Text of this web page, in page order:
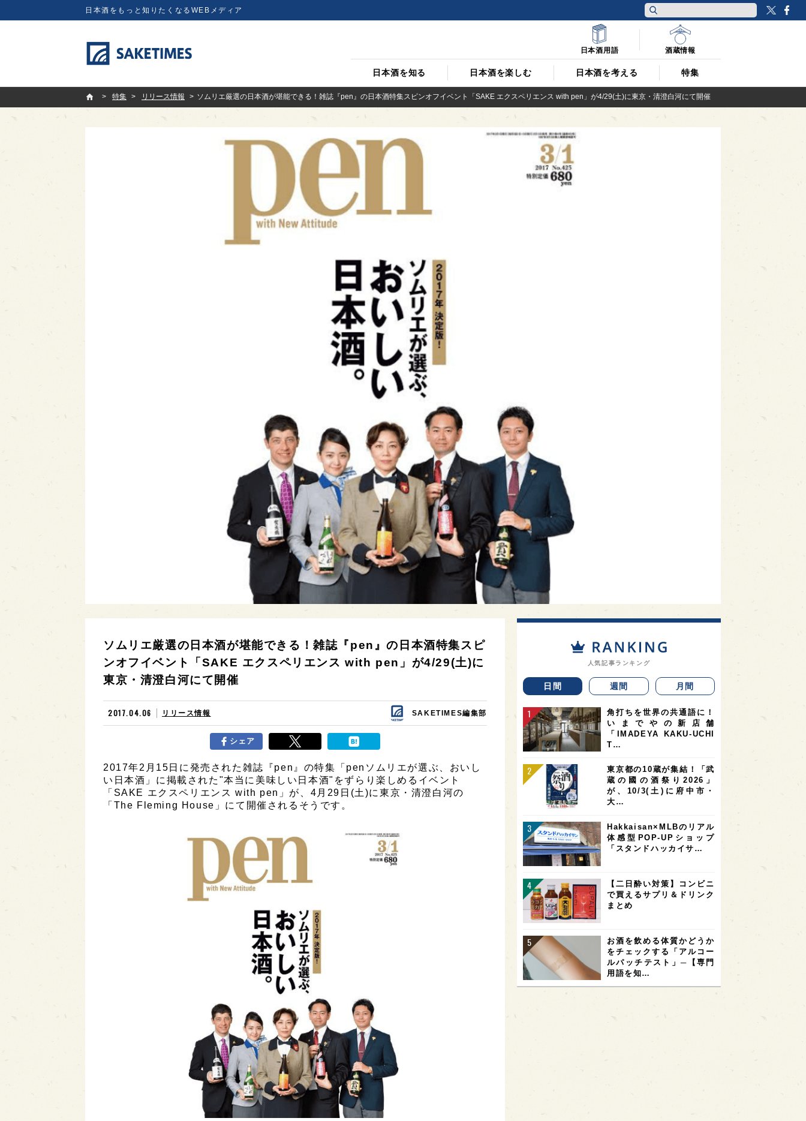
日本酒をもっと知りたくなるWEBメディア
日本酒を知る 日本酒を楽しむ 日本酒を考える 特集
日本酒用語 酒蔵情報
SAKETIMES
特集
リリース情報 ソムリエ厳選の日本酒が堪能できる！雑誌『pen』の日本酒特集スピンオフイベント「SAKE エクスペリエンス with pen」が4/29(土)に東京・清澄白河にて開催
ソムリエ厳選の日本酒が堪能できる！雑誌『pen』の日本酒特集スピ
ンオフイベント「SAKE エクスペリエンス with pen」が4/29(土)に
東京・清澄白河にて開催
2017.04.06 リリース情報 SAKETIMES編集部
シェア
2017年2月15日に発売された雑誌『pen』の特集「penソムリエが選ぶ、おいし
い日本酒」に掲載された"本当に美味しい日本酒"をずらり楽しめるイベント
「SAKE エクスペリエンス with pen」が、4月29日(土)に東京・清澄白河の
「The Fleming House」にて開催されるそうです。
人気記事ランキング
日間 週間 月間
角打ちを世界の共通語に！
いまでやの新店舗
「IMADEYA KAKU-UCHI
T…
東京都の10蔵が集結！「武
蔵の國の酒祭り2026」
が、10/3(土)に府中市・
大…
Hakkaisan×MLBのリアル
体感型POP-UPショップ
「スタンドハッカイサ…
【二日酔い対策】コンビニ
で買えるサプリ＆ドリンク
まとめ
お酒を飲める体質かどうか
をチェックする「アルコー
ルパッチテスト」─【専門
用語を知…